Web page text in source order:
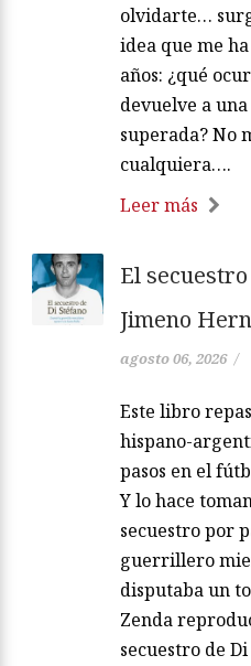
olvidarte…
idea que me
años: ¿qué
devuelve a
superada? No
cualquiera….
Leer más
El
Jimeno
agosto 06, 2026 /
Este libro
hispano-
pasos en el
Y lo hace
secuestro por
guerrillero
disputaba un
Zenda
secuestro de